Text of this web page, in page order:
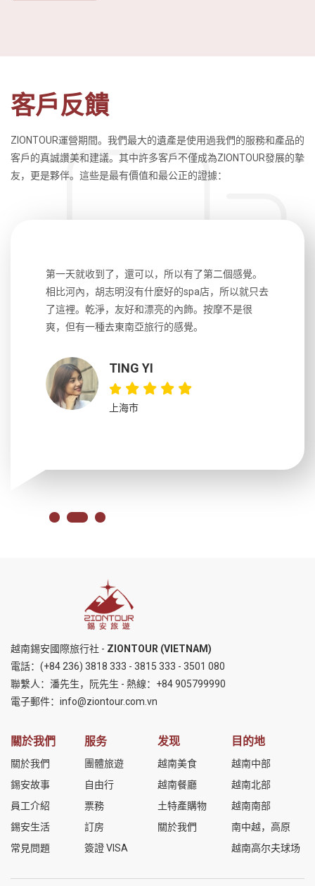
客戶反饋
ZIONTOUR運營期間。我們最大的遺產是使用過我們的服務和產品的
客戶的真誠讚美和建議。其中許多客戶不僅成為ZIONTOUR發展的摯
友，更是夥伴。這些是最有價值和最公正的證據：
第一天就收到了，還可以，所以有了第二個感覺。
相比河內，胡志明沒有什麼好的spa店，所以就只去
了這裡。乾淨，友好和漂亮的內飾。按摩不是很
爽，但有一種去東南亞旅行的感覺。
TING YI
上海市
越南錫安國際旅行社 - ZIONTOUR (VIETNAM)
電話： (+84 236) 3818 333 - 3815 333 - 3501 080
聯繫人：潘先生，阮先生 - 熱線： +84 905799990
電子郵件： info@ziontour.com.vn
關於我們
關於我們
錫安故事
員工介紹
錫安生活
常見問題
服务
團體旅遊
自由行
票務
訂房
簽證 VISA
发现
越南美食
越南餐廳
土特產購物
關於我們
目的地
越南中部
越南北部
越南南部
南中越，高原
越南高尔夫球场